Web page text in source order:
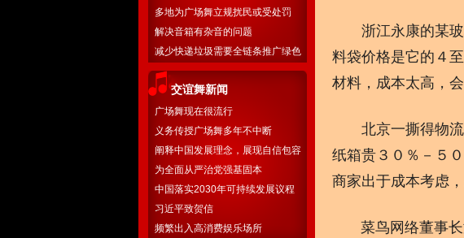
多地为广场舞立规扰民或受处罚
解决音箱有杂音的问题
减少快递垃圾需要全链条推广绿色
物流
交谊舞新闻
广场舞现在很流行
义务传授广场舞多年不中断
阐释中国发展理念，展现自信包容
胸怀
为全面从严治党强基固本
中国落实2030年可持续发展议程
国别方案
习近平致贺信
频繁出入高消费娱乐场所
浙江永康的某玻
料袋价格是它的４
材料，成本太高，
北京一撕得物流
纸箱贵３０％－５
商家出于成本考虑
菜鸟网络董事长